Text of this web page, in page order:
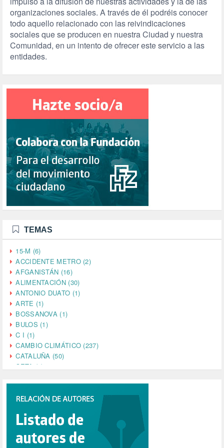
organizaciones sociales. A través de él podréis conocer
todo aquello relacionado con las reivindicaciones
sociales que se producen en nuestra Ciudad y nuestra
Comunidad, en un intento de ofrecer este servicio a las
entidades.
TEMAS
15-M (6)
ACCIDENTE METRO (2)
AFGANISTÁN (16)
ALIMENTACIÓN (30)
ANTONIO DUATO (1)
ARTE (1)
BOSSANOVA (1)
BULOS (1)
C I (1)
CAMBIO CLIMÁTICO (237)
CATALUÑA (50)
CETA (2)
CINE (35)
COMPROMISO (2)
CONFERENCIA (1)
CONSUMO (1)